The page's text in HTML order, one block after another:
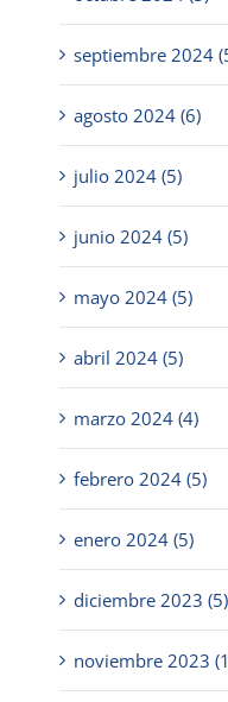
septiembre 2024
agosto 2024 (6)
julio 2024 (5)
junio 2024 (5)
mayo 2024 (5)
abril 2024 (5)
marzo 2024 (4)
febrero 2024 (5)
enero 2024 (5)
diciembre 2023 (5)
noviembre 2023